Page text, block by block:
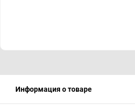
Информация о товаре